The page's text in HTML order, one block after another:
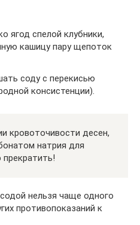
ягод спелой клубники,
кашицу пару щепоток
соду с перекисью
консистенции).
кровоточивости десен,
натрия для
нельзя чаще одного
противопоказаний к